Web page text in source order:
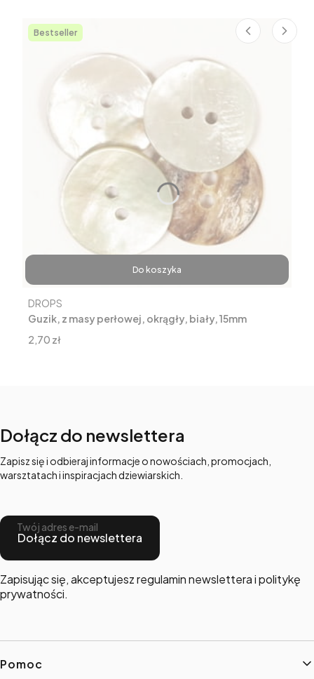
Bestseller
Do koszyka
Guzik, z masy perłowej, okrągły, biały, 15mm
Producent
DROPS
Cena
2,70 zł
Dołącz do newslettera
Zapisz się i odbieraj informacje o nowościach, promocjach,
warsztatach i inspiracjach dziewiarskich.
Twój adres e-mail
Dołącz do newslettera
Zapisując się, akceptujesz regulamin newslettera i politykę
prywatności.
Linki w stopce
Pomoc